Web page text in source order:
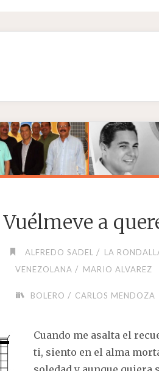
Vuélmeve a
ALFREDO SADEL / LA
VENEZOLANA / MARIO ALVAREZ
BOLERO / CARLOS MENDOZA
Cuando me asalta el
ti, siento en el alma